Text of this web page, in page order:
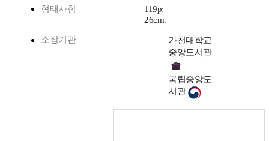
형태사항
119p;
26cm.
소장기관
가천대학교
중앙도서관
국립중앙도
서관